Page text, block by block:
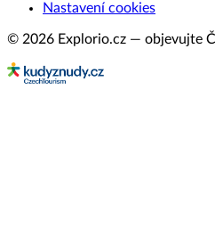
Nastavení cookies
© 2026 Explorio.cz — objevujte